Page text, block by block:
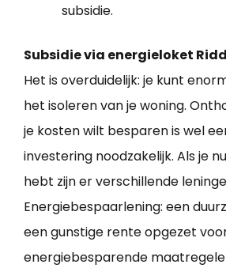
subsidie.
Subsidie via energieloket
Het is overduidelijk: je kunt
het isoleren van je woning.
je kosten wilt besparen is wel
investering noodzakelijk. Als je
hebt zijn er verschillende
Energiebespaarlening: een
een gunstige rente opgezet
energiebesparende